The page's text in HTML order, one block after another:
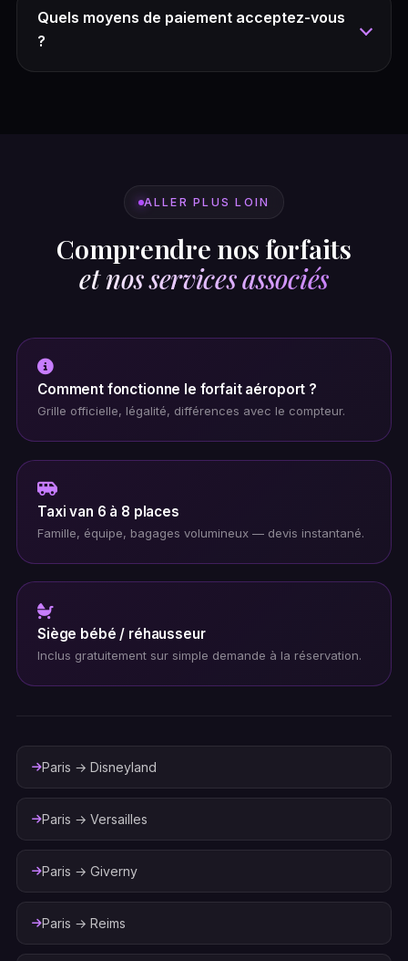
Quels moyens de paiement acceptez-vous
?
ALLER PLUS LOIN
Comprendre nos forfaits
et nos services associés
Comment fonctionne le forfait aéroport ?
Grille officielle, légalité, différences avec le compteur.
Taxi van 6 à 8 places
Famille, équipe, bagages volumineux — devis instantané.
Siège bébé / réhausseur
Inclus gratuitement sur simple demande à la réservation.
Paris → Disneyland
Paris → Versailles
Paris → Giverny
Paris → Reims